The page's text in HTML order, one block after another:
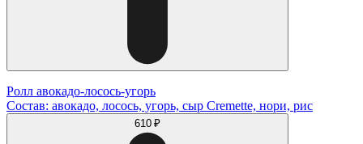
Ролл авокадо-лосось-угорь
Состав: авокадо, лосось, угорь, сыр Cremette, нори, рис
610 ₽